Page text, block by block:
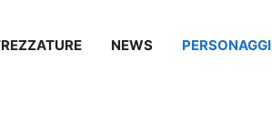
NEWS PERSONAGGI